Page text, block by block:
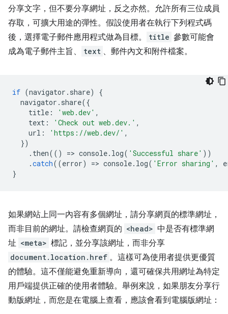
分享文字，但不要分享網址，反之亦然。允許所有三位成員
存取，可擴大用途的彈性。假設使用者在執行下列程式碼
後，選擇電子郵件應用程式做為目標。
title 參數可能會
成為電子郵件主旨、
text 、郵件內文和附件檔案。
if (navigator . share)
{
navigator . share({
title : 'web.dev' ,
text : 'Check out web.dev.' ,
url : 'https://web.dev/' ,
})
. then(() => console. log( 'Successful share' ))
.catch((error) => console. log( 'Error sharing' ,
}
如果網站上同一內容有多個網址，請分享網頁的標準網址，
而非目前的網址。請檢查網頁的 <head> 中是否有標準網
址 <meta> 標記，並分享該網址，而非分享
document.location.href 。這樣可為使用者提供更優質
的體驗。這不僅能避免重新導向，還可確保共用網址為特定
用戶端提供正確的使用者體驗。舉例來說，如果朋友分享行
動版網址，而您是在電腦上查看，應該會看到電腦版網址：